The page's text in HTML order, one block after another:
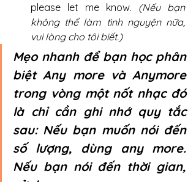
please let me know. (Nếu bạn
không thể làm tình nguyện nữa,
vui lòng cho tôi biết.)
Mẹo nhanh để bạn học phân
biệt Any more và Anymore
trong vòng một nốt nhạc đó
là chỉ cần ghi nhớ quy tắc
sau: Nếu bạn muốn nói đến
số lượng, dùng any more.
Nếu bạn nói đến thời gian,